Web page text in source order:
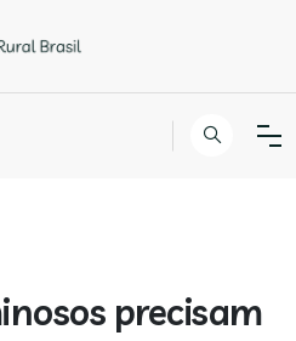
precisam